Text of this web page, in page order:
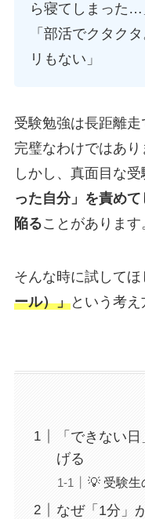
ら寝てしまった…
「部活でクタク
リもない」
受験勉強は長距離
完璧なわけではあり
しかし、真面目な
った自分」を責め
陥ることがあります
そんな時に試してほ
ール）」という考え
「できない
げる
💡 受験生
なぜ「1分」